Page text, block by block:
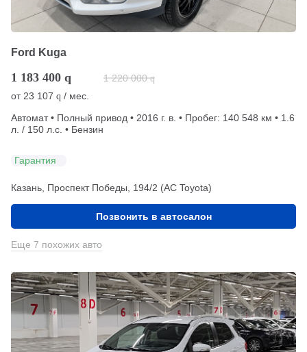
Ford Kuga
1 183 400 q 1 220 000 q
от 23 107 q / мес.
Автомат • Полный привод • 2016 г. в. • Пробег: 140 548 км • 1.6
л. / 150 л.с. • Бензин
Гарантия
Казань, Проспект Победы, 194/2 (АС Toyota)
Позвонить в автосалон
Еще 7 похожих авто